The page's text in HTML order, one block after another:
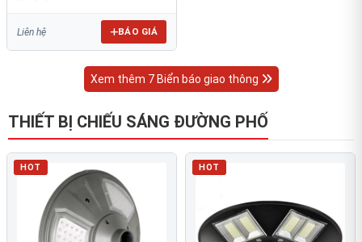
Liên hệ BÁO GIÁ
Xem thêm 7 Biển báo giao thông
THIẾT BỊ CHIẾU SÁNG ĐƯỜNG PHỐ
HOT HOT